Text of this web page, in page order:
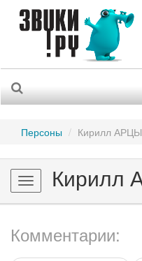
Персоны Кирилл
Toggle
navigation
Комментарии: